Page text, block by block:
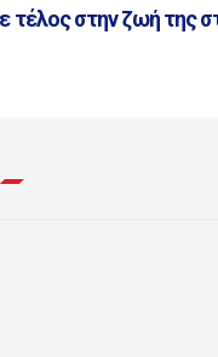
τέλος στην ζωή της